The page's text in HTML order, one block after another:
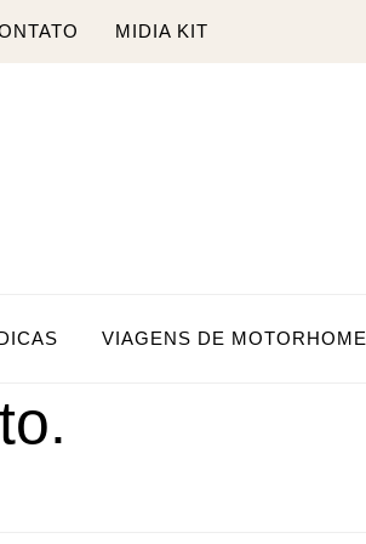
MIDIA KIT
VIAGENS DE MOTORHOME